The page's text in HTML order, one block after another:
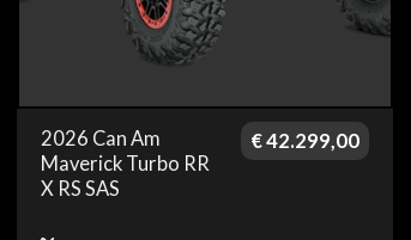
2026 Can Am
Maverick Turbo RR
X RS SAS
€42.299,00